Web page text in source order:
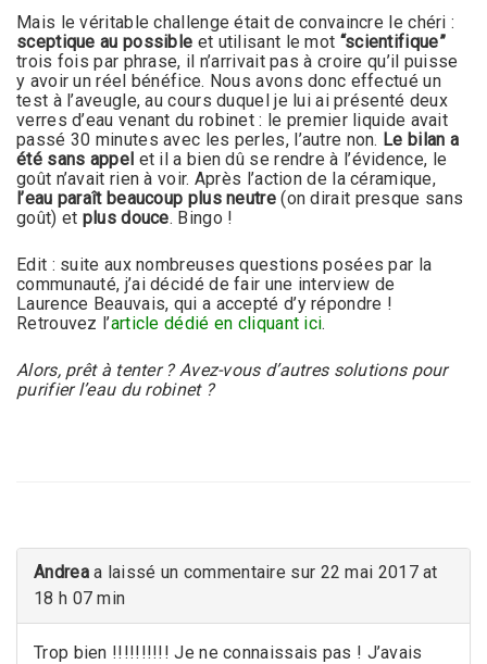
Mais le véritable challenge était de convaincre le chéri :
sceptique au possible et utilisant le mot “scientifique”
trois fois par phrase, il n’arrivait pas à croire qu’il puisse
y avoir un réel bénéfice. Nous avons donc effectué un
test à l’aveugle, au cours duquel je lui ai présenté deux
verres d’eau venant du robinet : le premier liquide avait
passé 30 minutes avec les perles, l’autre non. Le bilan a
été sans appel et il a bien dû se rendre à l’évidence, le
goût n’avait rien à voir. Après l’action de la céramique,
l’eau paraît beaucoup plus neutre(on dirait presque sans
goût) et plus douce. Bingo !
Edit : suite aux nombreuses questions posées par la
communauté, j’ai décidé de fair une interview de
Laurence Beauvais, qui a accepté d’y répondre !
Retrouvez l’article dédié en cliquant ici.
Alors, prêt à tenter ? Avez-vous d’autres solutions pour
purifier l’eau du robinet ?
Andrea a laissé un commentaire sur 22 mai 2017 at
18 h 07 min
Trop bien !!!!!!!!!! Je ne connaissais pas ! J’avais